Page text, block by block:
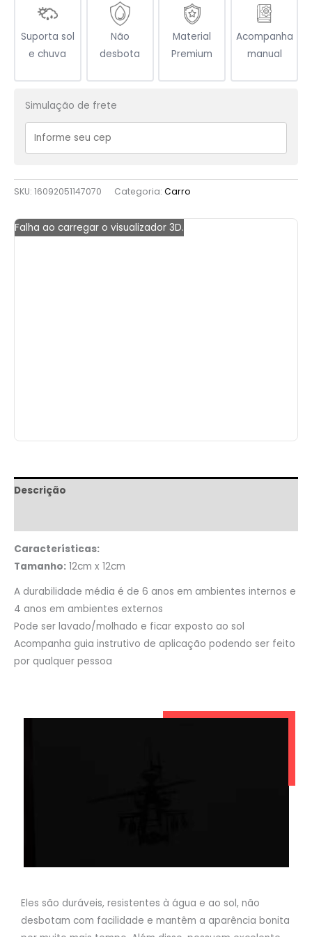
Suporta sol
e chuva
Não
desbota
Material
Premium
Acompanha
manual
Simulação de frete
SKU: 16092051147070 Categoria: Carro
Falha ao carregar o visualizador 3D.
Descrição
Características:
Tamanho: 12cm x 12cm
A durabilidade média é de 6 anos em ambientes internos e
4 anos em ambientes externos
Pode ser lavado/molhado e ficar exposto ao sol
Acompanha guia instrutivo de aplicação podendo ser feito
por qualquer pessoa
Eles são duráveis, resistentes à água e ao sol, não
desbotam com facilidade e mantêm a aparência bonita